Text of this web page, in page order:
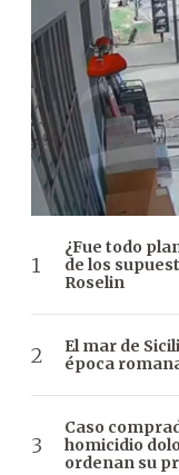
¿Fue todo
de los
Roselin
El mar de
época
Caso
homicidio
ordenan su